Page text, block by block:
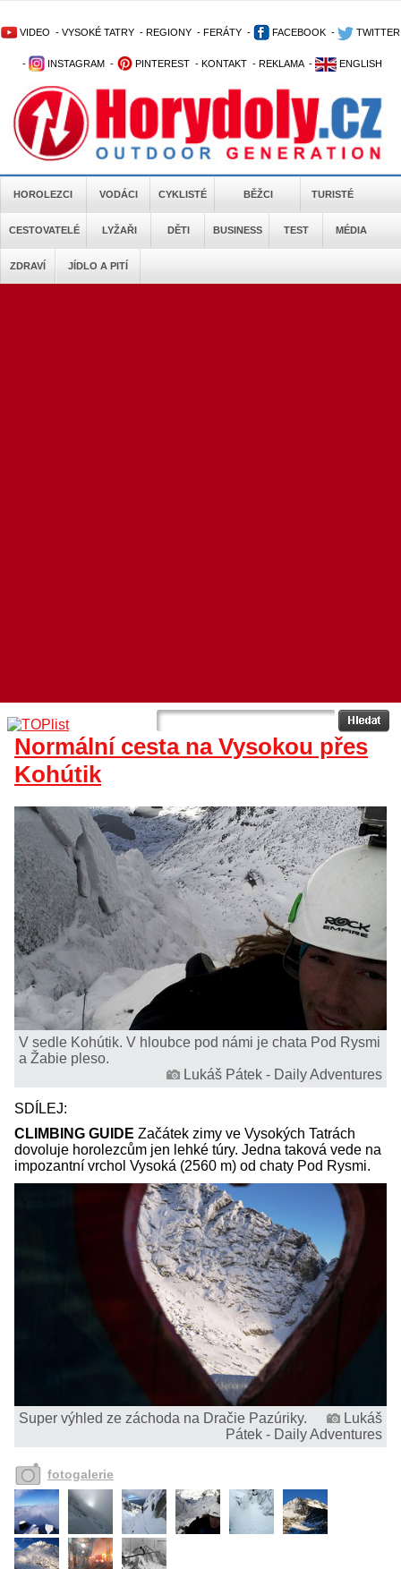
VIDEO - VYSOKÉ TATRY - REGIONY - FERÁTY - FACEBOOK - TWITTER
- INSTAGRAM - PINTEREST - KONTAKT - REKLAMA - ENGLISH
HOROLEZCI VODÁCI CYKLISTÉ BĚŽCI TURISTÉ
CESTOVATELÉ LYŽAŘI DĚTI BUSINESS TEST MÉDIA
ZDRAVÍ JÍDLO A PITÍ
Normální cesta na Vysokou přes
Kohútik
V sedle Kohútik. V hloubce pod námi je chata Pod Rysmi
a Žabie pleso.
Lukáš Pátek - Daily Adventures
SDÍLEJ:
CLIMBING GUIDE Začátek zimy ve Vysokých Tatrách
dovoluje horolezcům jen lehké túry. Jedna taková vede na
impozantní vrchol Vysoká (2560 m) od chaty Pod Rysmi.
Super výhled ze záchoda na Dračie Pazúriky.
Lukáš
Pátek - Daily Adventures
fotogalerie